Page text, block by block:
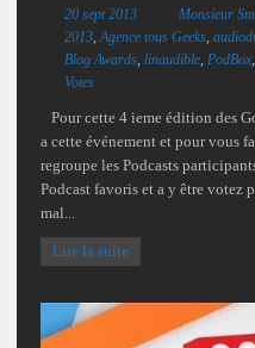
20 sept 2013 Monsieur
2013,Agence tous Geeks,
Blog Awards, linaudible, PodBox,
Votes
Pour cette 4 ieme édition des
a cette événement et pour vous
regroupe les Podcasts
Podcast favoris et a y être votez
mal...
Lire la suite